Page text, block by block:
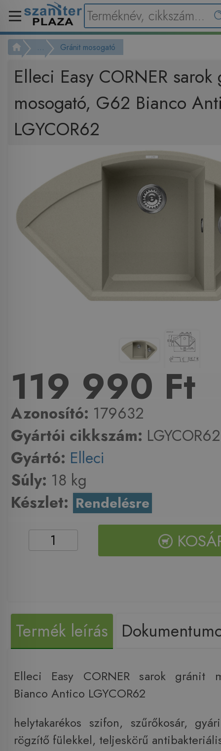
... Gránit mosogató
Elleci Easy CORNER
mosogató, G62 Bianco
LGYCOR62
119 990 Ft
Azonosító: 179632
Gyártói cikkszám: LGYCOR62
Gyártó: Elleci
Súly: 18 kg
Készlet: Rendelésre
Termék leírás
Elleci Easy CORNER sarok gránit
Bianco Antico LGYCOR62
helytakarékos szifon, szűrőkosár,
rögzítő fülekkel, teljeskörű